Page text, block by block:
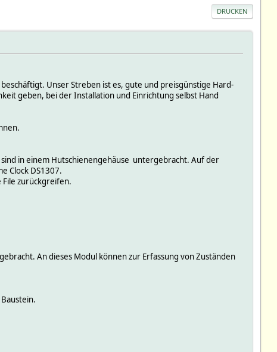
DRUCKEN
Unser Streben ist es, gute und preisgünstige Hard-
geben, bei der Installation und Einrichtung selbst Hand
in einem Hutschienengehäuse untergebracht. Auf der
Clock DS1307.
File zurückgreifen.
An dieses Modul können zur Erfassung von Zuständen